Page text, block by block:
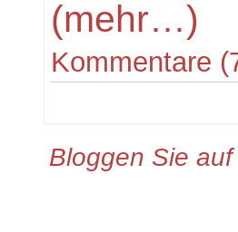
(mehr…)
Kommentare
Bloggen Sie